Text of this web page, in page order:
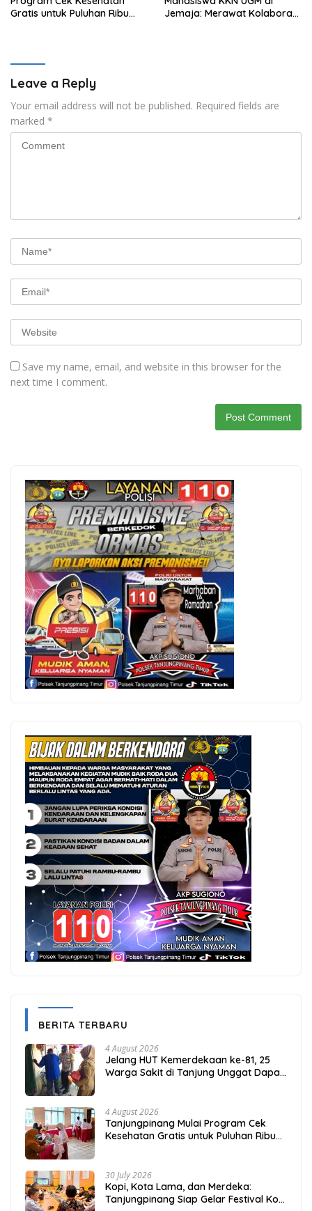
Gratis untuk Puluhan Ribu
Jemaja: Merawat Kolaborasi
Leave a Reply
Your email address will not be published. Required fields are
marked *
Save my name, email, and website in this browser for the
next time I comment.
BERITA TERBARU
4 August 2026
Jelang HUT Kemerdekaan ke-81, 25
Warga Sakit di Tanjung Unggat Dapat
4 August 2026
Tanjungpinang Mulai Program Cek
Kesehatan Gratis untuk Puluhan Ribu
30 July 2026
Kopi, Kota Lama, dan Merdeka:
Tanjungpinang Siap Gelar Festival Kopi